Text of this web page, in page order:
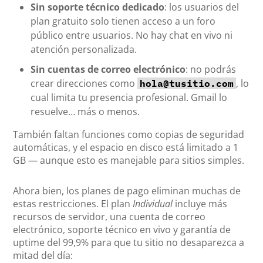
Sin soporte técnico dedicado: los usuarios del
plan gratuito solo tienen acceso a un foro
público entre usuarios. No hay chat en vivo ni
atención personalizada.
Sin cuentas de correo electrónico: no podrás
crear direcciones como hola@tusitio.com , lo
cual limita tu presencia profesional. Gmail lo
resuelve… más o menos.
También faltan funciones como copias de seguridad
automáticas, y el espacio en disco está limitado a 1
GB — aunque esto es manejable para sitios simples.
Ahora bien, los planes de pago eliminan muchas de
estas restricciones. El planIndividualincluye más
recursos de servidor, una cuenta de correo
electrónico, soporte técnico en vivo y garantía de
uptime del 99,9% para que tu sitio no desaparezca a
mitad del día: